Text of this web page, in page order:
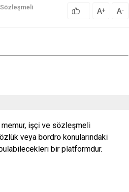
Sözleşmeli
A+ A-
işçi ve sözleşmeli
veya bordro konularındaki
bir platformdur.